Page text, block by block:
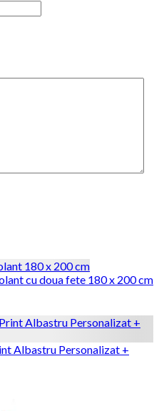
cu doua fete 180 x 200 cm
Albastru Personalizat +